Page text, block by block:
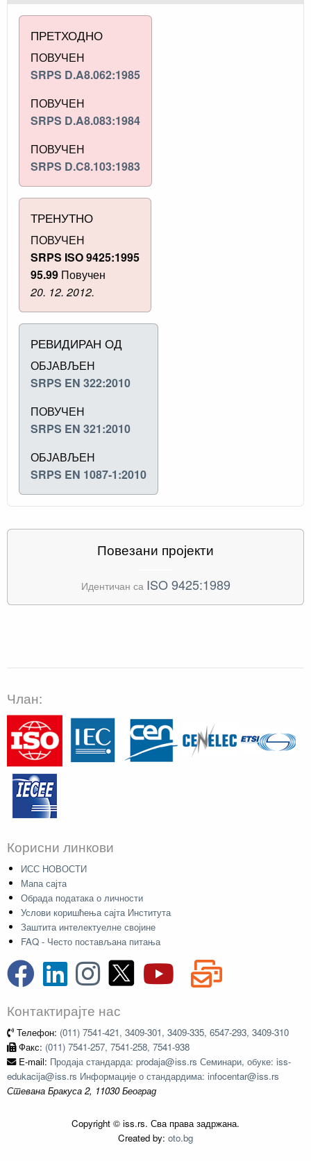
ПРЕТХОДНО
ПОВУЧЕН
SRPS D.A8.062:1985
ПОВУЧЕН
SRPS D.A8.083:1984
ПОВУЧЕН
SRPS D.C8.103:1983
ТРЕНУТНО
ПОВУЧЕН
SRPS ISO 9425:1995
95.99 Повучен
20. 12. 2012.
РЕВИДИРАН ОД
ОБЈАВЉЕН
SRPS EN 322:2010
ПОВУЧЕН
SRPS EN 321:2010
ОБЈАВЉЕН
SRPS EN 1087-1:2010
Повезани пројекти
Идентичан са ISO 9425:1989
Члан:
Корисни линкови
ИСС НОВОСТИ
Мапа сајта
Обрада података о личности
Услови коришћења сајта Института
Заштита интелектуелне својине
FAQ - Често постављана питања
Контактирајте нас
Телефон: (011) 7541-421, 3409-301, 3409-335, 6547-293, 3409-310
Факс: (011) 7541-257, 7541-258, 7541-938
E-mail: Продаја стандарда: prodaja@iss.rs Семинари, обуке: iss-
edukacija@iss.rs Информације о стандардима: infocentar@iss.rs
Стевана Бракуса 2, 11030 Београд
Copyright © iss.rs. Сва права задржана.
Created by: oto.bg